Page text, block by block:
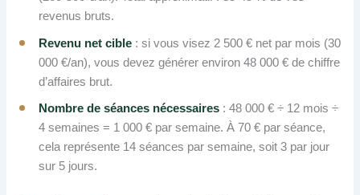
revenus bruts.
Revenu net cible : si vous visez 2 500 € net par mois (30
000 €/an), vous devez générer environ 48 000 € de chiffre
d’affaires brut.
Nombre de séances nécessaires : 48 000 € ÷ 12 mois ÷
4 semaines = 1 000 € par semaine. À 70 € par séance,
cela représente 14 séances par semaine, soit 3 par jour
sur 5 jours.